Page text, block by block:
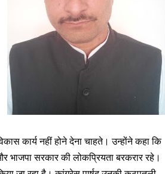
कार्य नहीं होने देना चाहते। उन्होंने कहा कि
भाजपा सरकार की लोकप्रियता बरकरार रहे।